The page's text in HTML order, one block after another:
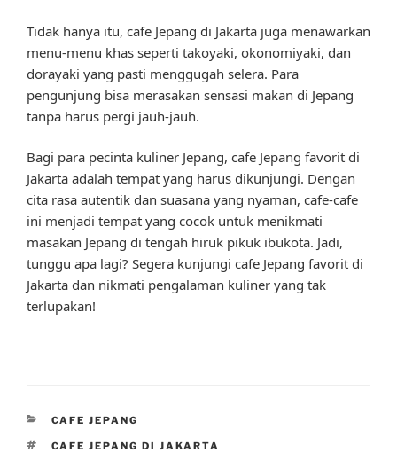
Tidak hanya itu, cafe Jepang di Jakarta juga menawarkan
menu-menu khas seperti takoyaki, okonomiyaki, dan
dorayaki yang pasti menggugah selera. Para
pengunjung bisa merasakan sensasi makan di Jepang
tanpa harus pergi jauh-jauh.
Bagi para pecinta kuliner Jepang, cafe Jepang favorit di
Jakarta adalah tempat yang harus dikunjungi. Dengan
cita rasa autentik dan suasana yang nyaman, cafe-cafe
ini menjadi tempat yang cocok untuk menikmati
masakan Jepang di tengah hiruk pikuk ibukota. Jadi,
tunggu apa lagi? Segera kunjungi cafe Jepang favorit di
Jakarta dan nikmati pengalaman kuliner yang tak
terlupakan!
CATEGORIES
CAFE JEPANG
TAGS
CAFE JEPANG DI JAKARTA